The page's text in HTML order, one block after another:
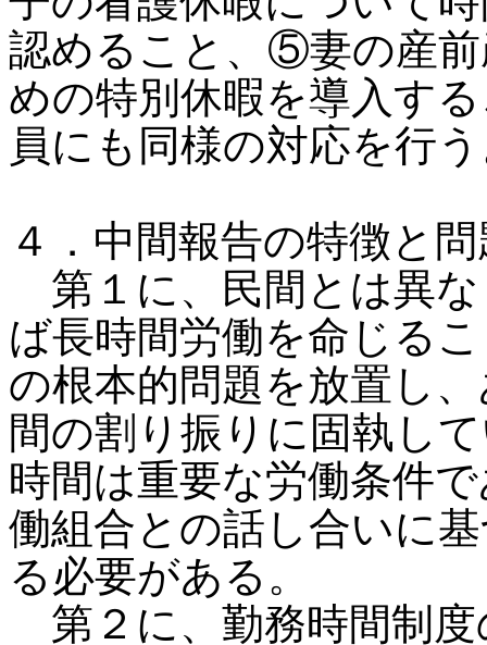
認めること、⑤妻の産
めの特別休暇を導入す
員にも同様の対応を行
４．中間報告の特徴と
第１に、民間とは異
ば長時間労働を命じる
の根本的問題を放置し
間の割り振りに固執し
時間は重要な労働条件
働組合との話し合いに
る必要がある。
第２に、勤務時間制度